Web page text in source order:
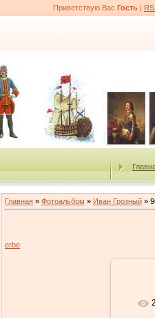
Приветствую Вас Гость |
Главная » Фотоальбом » Иван Грозный »
erbe